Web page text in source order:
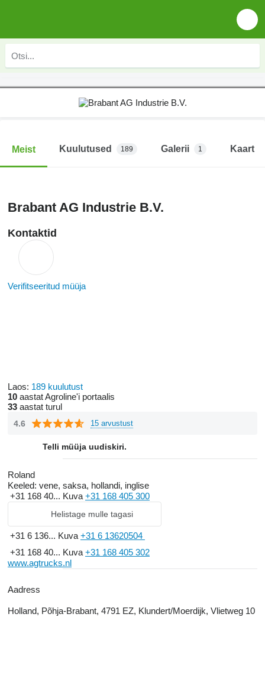
Meist Kuulutused 189 Galerii 1 Kaart
Brabant AG Industrie B.V.
Kontaktid
Verifitseeritud müüja
Laos: 189 kuulutust
10 aastat Agroline'i portaalis
33 aastat turul
4.6 15 arvustust
Telli müüja uudiskiri.
Roland
Keeled: vene, saksa, hollandi, inglise
+31 168 40... Kuva +31 168 405 300
Helistage mulle tagasi
+31 6 136... Kuva+31 6 13620504
+31 168 40... Kuva +31 168 405 302
www.agtrucks.nl
Aadress
Holland, Põhja-Brabant, 4791 EZ, Klundert/Moerdijk, Vlietweg 10